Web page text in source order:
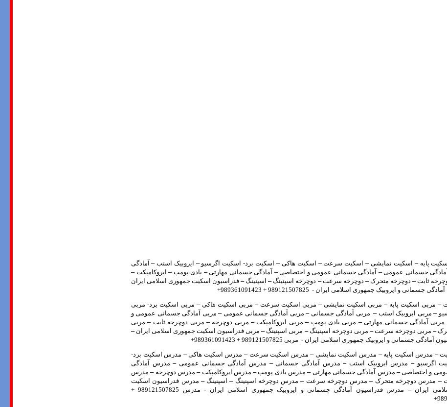
پایه– اسکیت نمایشی–اسکیت سرعت– اسکیت هاکی– اسکیت برد- اسکیت اگرسیو– ایروبیک استب– آمادگی
آمادگی جسمانی عمومی– آمادگی جسمانی عمومی و اختصاصی– آمادگی جسمانی مهارتی– بادی پومپ– ایروکامپکت–
ثابت– دوچرخه متحرک– دوچرخه سرعت– دوچرخه اسپنینگ–اسپنینگ–فدراسیون اسکیت جمهوری اسلامی ایران
جسمانی و ایروبیک جمهوری اسلامی ایران - 989121507825 + 989361091423+
– مربی اسکیت پایه– مربی اسکیت نمایشی– مربی اسکیت سرعت– مربی اسکیت هاکی– مربی اسکیت برد- مربی
–مربی ایروبیک استب–مربی آمادگی جسمانی–مربی آمادگی جسمانی عمومی–مربی آمادگی جسمانی عمومی و
مربی آمادگی جسمانی مهارتی– مربی بادی پومپ–مربی ایروکامپکت–مربی دوچرخه– مربی دوچرخه ثابت–مربی
– مربی دوچرخه سرعت– مربی دوچرخه اسپنینگ– مربی اسپنینگ–مربی فدراسیون اسکیت جمهوری اسلامی ایران–
جسمانی و ایروبیک جمهوری اسلامی ایران - مربی 989121507825 + 989361091423+
– مدرس اسکیت پایه– مدرس اسکیت نمایشی–مدرس اسکیت سرعت–مدرس اسکیت هاکی– مدرس اسکیت برد-
اگرسیو–مدرس ایروبیک استب–مدرس آمادگی جسمانی– مدرس آمادگی جسمانی عمومی–مدرس آمادگی
و اختصاصی– مدرس آمادگی جسمانی مهارتی–مدرس بادی پومپ–مدرس ایروکامپکت–مدرس دوچرخه–مدرس
– مدرس دوچرخه متحرک–مدرس دوچرخه سرعت–مدرس دوچرخه اسپنینگ–اسپنینگ– مدرس فدراسیون اسکیت
ایران–
مدرس فدراسیون آمادگی جسمانی و ایروبیک جمهوری اسلامی ایران - مدرس 989121507825 +